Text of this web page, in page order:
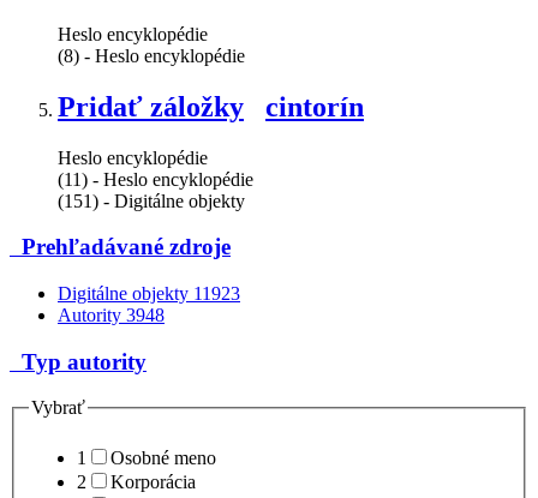
Heslo encyklopédie
(8) - Heslo encyklopédie
Pridať záložky cintorín
Heslo encyklopédie
(11) - Heslo encyklopédie
(151) - Digitálne objekty
Prehľadávané zdroje
Digitálne objekty 11923
Autority 3948
Typ autority
Vybrať
1
Osobné meno
2
Korporácia